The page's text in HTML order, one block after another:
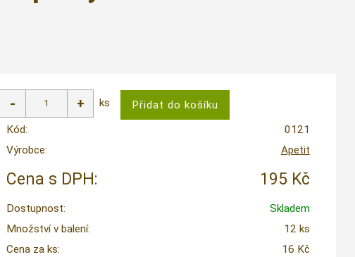
ks
Kód:
0121
Výrobce:
Apetit
Cena s DPH: 195 Kč
Dostupnost:
Skladem
Množství v balení:
12 ks
Cena za ks:
16 Kč